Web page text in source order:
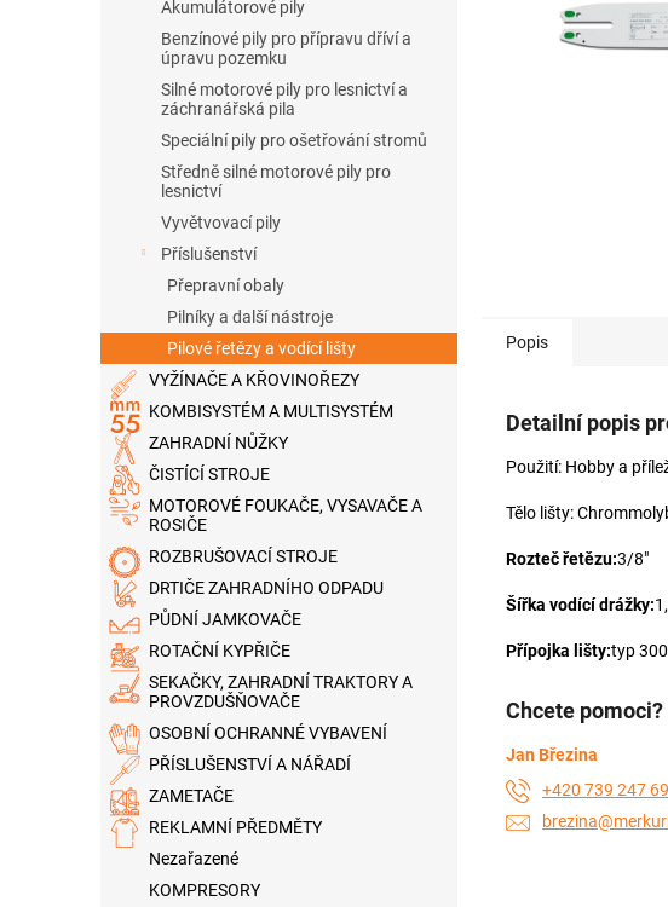
Akumulátorové pily
Benzínové pily pro přípravu dříví a
úpravu pozemku
Silné motorové pily pro lesnictví a
záchranářská pila
Speciální pily pro ošetřování stromů
Středně silné motorové pily pro
lesnictví
Vyvětvovací pily
Příslušenství
Přepravní obaly
Pilníky a další nástroje
Pilové řetězy a vodící lišty
VYŽÍNAČE A KŘOVINOŘEZY
KOMBISYSTÉM A MULTISYSTÉM
ZAHRADNÍ NŮŽKY
ČISTÍCÍ STROJE
MOTOROVÉ FOUKAČE, VYSAVAČE A
ROSIČE
ROZBRUŠOVACÍ STROJE
DRTIČE ZAHRADNÍHO ODPADU
PŮDNÍ JAMKOVAČE
ROTAČNÍ KYPŘIČE
SEKAČKY, ZAHRADNÍ TRAKTORY A
PROVZDUŠŇOVAČE
OSOBNÍ OCHRANNÉ VYBAVENÍ
PŘÍSLUŠENSTVÍ A NÁŘADÍ
ZAMETAČE
REKLAMNÍ PŘEDMĚTY
Nezařazené
KOMPRESORY
Popis
Detailní popis
Použití: Hobby a
Tělo lišty:
Rozteč řetězu:3/8"
Šířka vodící drážky:
Přípojka lišty:typ
Chcete
Jan Březina
+420 739 247